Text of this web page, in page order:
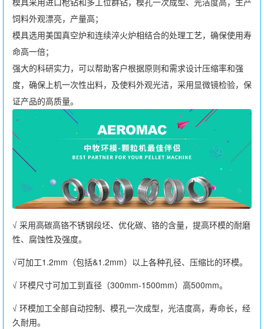
饲料外观漂亮，产量高；
模具选用美国真空炉和连续淬火炉相结合的处理工艺，确保使用寿
命高一倍；
强大的科研实力，可以帮助客户根据原则和需求设计压缩率和强
度，确保上机一次性出料，及使料外观光洁，采用显微镜检验，保
证产品的高质量。
√ 采用高碳高铬不锈钢段坯、优化碳、铬的含量，提高环模的耐磨
性、腐蚀性及强度。
√可加工1.2mm（包括&1.2mm）以上各种孔径、压缩比的环模。
√ 环模尺寸可加工到直径（300mm-1500mm）高500mm。
√ 环模加工全部自动控制、模孔一次成型，光洁度高，寿命长，经
久耐用。